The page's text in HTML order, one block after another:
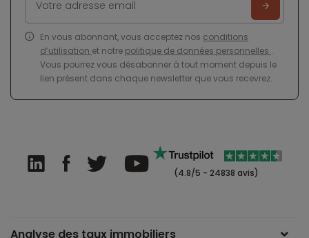
En vous abonnant, vous acceptez nos conditions
d’utilisation et notre politique de données personnelles .
Vous pourrez vous désabonner à tout moment depuis le
lien présent dans chaque newsletter que vous recevrez.
(4.8/5 - 24838 avis)
Analyse des taux immobiliers